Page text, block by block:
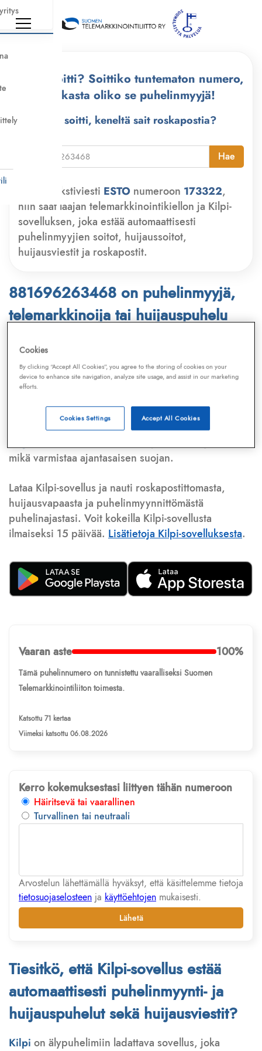
Kuka soitti? Soittiko tuntematon numero,
tarkasta oliko se puhelinmyyjä!
Kuka soitti, keneltä sait roskapostia?
Hae
Lähetä tekstiviesti ESTO numeroon 173322,
niin saat laajan telemarkkinointikiellon ja Kilpi-
sovelluksen, joka estää automaattisesti
puhelinmyyjien soitot, huijaussoitot,
huijausviestit ja roskapostit.
881696263468 on puhelinmyyjä,
telemarkkinoija tai huijauspuhelu
Puhelinnumero
Telemarkkinointiliiton jaKilpi-sovelluksen
tietokannasta, joka kattaa satoja tuhansia
Lisäksi tunnistamme automaattisesti, jos kyseessä on
puhelinhuijarin numero, sähköpostiosoitetai
huijausviesti. Tietokantaamme päivitetään jatkuvasti,
mikä varmistaa ajantasaisen suojan.
Lataa Kilpi-sovellus ja nauti roskapostittomasta,
huijausvapaasta ja puhelinmyynnittömästä
puhelinajastasi. Voit kokeilla Kilpi-sovellusta
ilmaiseksi 15 päivää. Lisätietoja Kilpi-sovelluksesta.
Vaaran aste 100%
Tämä puhelinnumero on tunnistettu vaaralliseksi Suomen
Telemarkkinointiliiton toimesta.
Katsottu 71 kertaa
Viimeksi katsottu 06.08.2026
Kerro kokemuksestasi liittyen tähän numeroon
Häiritsevä tai vaarallinen
Turvallinen tai neutraali
Arvostelun lähettämällä hyväksyt, että käsittelemme tietoja
tietosuojaselosteen ja käyttöehtojen mukaisesti.
Lähetä
Tiesitkö, että Kilpi-sovellus estää
automaattisesti puhelinmyynti- ja
huijauspuhelut sekä huijausviestit?
Kilpi on älypuhelimiin ladattava sovellus, joka
Cookies
By clicking “Accept All Cookies”, you agree to the storing of cookies on your
device to enhance site navigation, analyze site usage, and assist in our marketing
efforts.
Accept All Cookies
Cookies Settings